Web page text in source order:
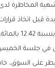
المخاطرة
قبل اتخاذ قرارات
مليون ريال في
على السوق،